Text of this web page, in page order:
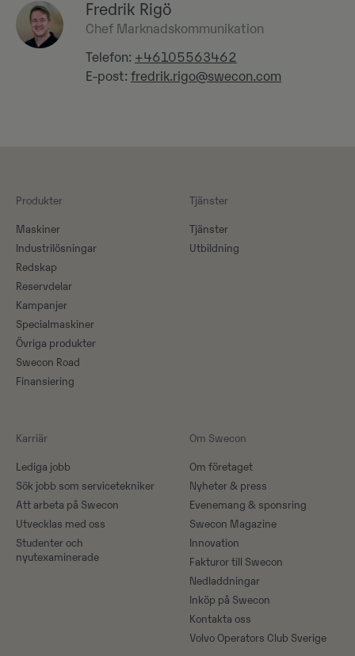
Fredrik Rigö
Chef Marknadskommunikation
Telefon: +46105563462
E-post: fredrik.rigo@swecon.com
Produkter
Maskiner​
Industrilösningar
Redskap
Reservdelar
Kampanjer
Specialmaskiner
Övriga produkter
Swecon Road
Finansiering
Tjänster
Tjänster
Utbildning
Karriär
Lediga jobb
Sök jobb som servicetekniker
Att arbeta på Swecon
Utvecklas med oss
Studenter och
nyutexaminerade
Om Swecon
Om företaget
Nyheter & press
Evenemang & sponsring
Swecon Magazine
Innovation
Fakturor till Swecon
Nedladdningar
Inköp på Swecon
Kontakta oss
Volvo Operators Club Sverige